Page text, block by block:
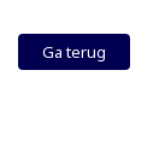
Ga terug